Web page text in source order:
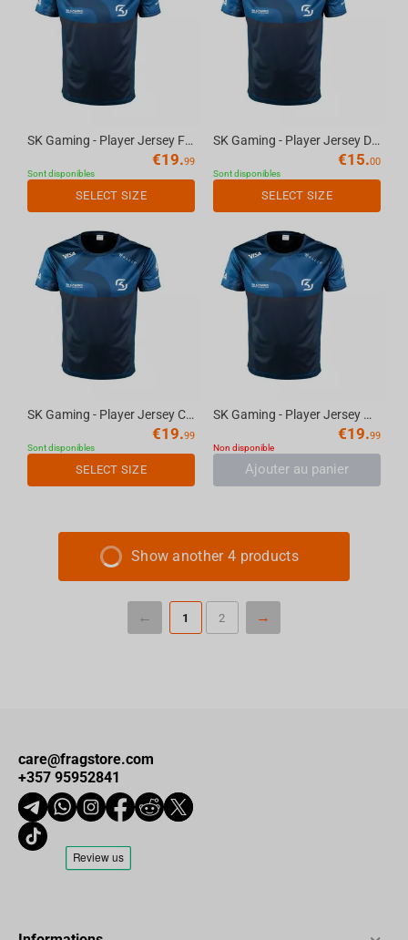
SK Gaming - Player Jersey FELPS, M
€19.99
Sont disponibles
SELECT SIZE
SK Gaming - Player Jersey DEAD, 2XL
€15.00
Sont disponibles
SELECT SIZE
SK Gaming - Player Jersey COLDZERA, M
€19.99
Sont disponibles
SELECT SIZE
SK Gaming - Player Jersey W1FL, XL
€19.99
Non disponible
Ajouter au panier
Show another 4 products
1 2
care@fragstore.com
+357 95952841